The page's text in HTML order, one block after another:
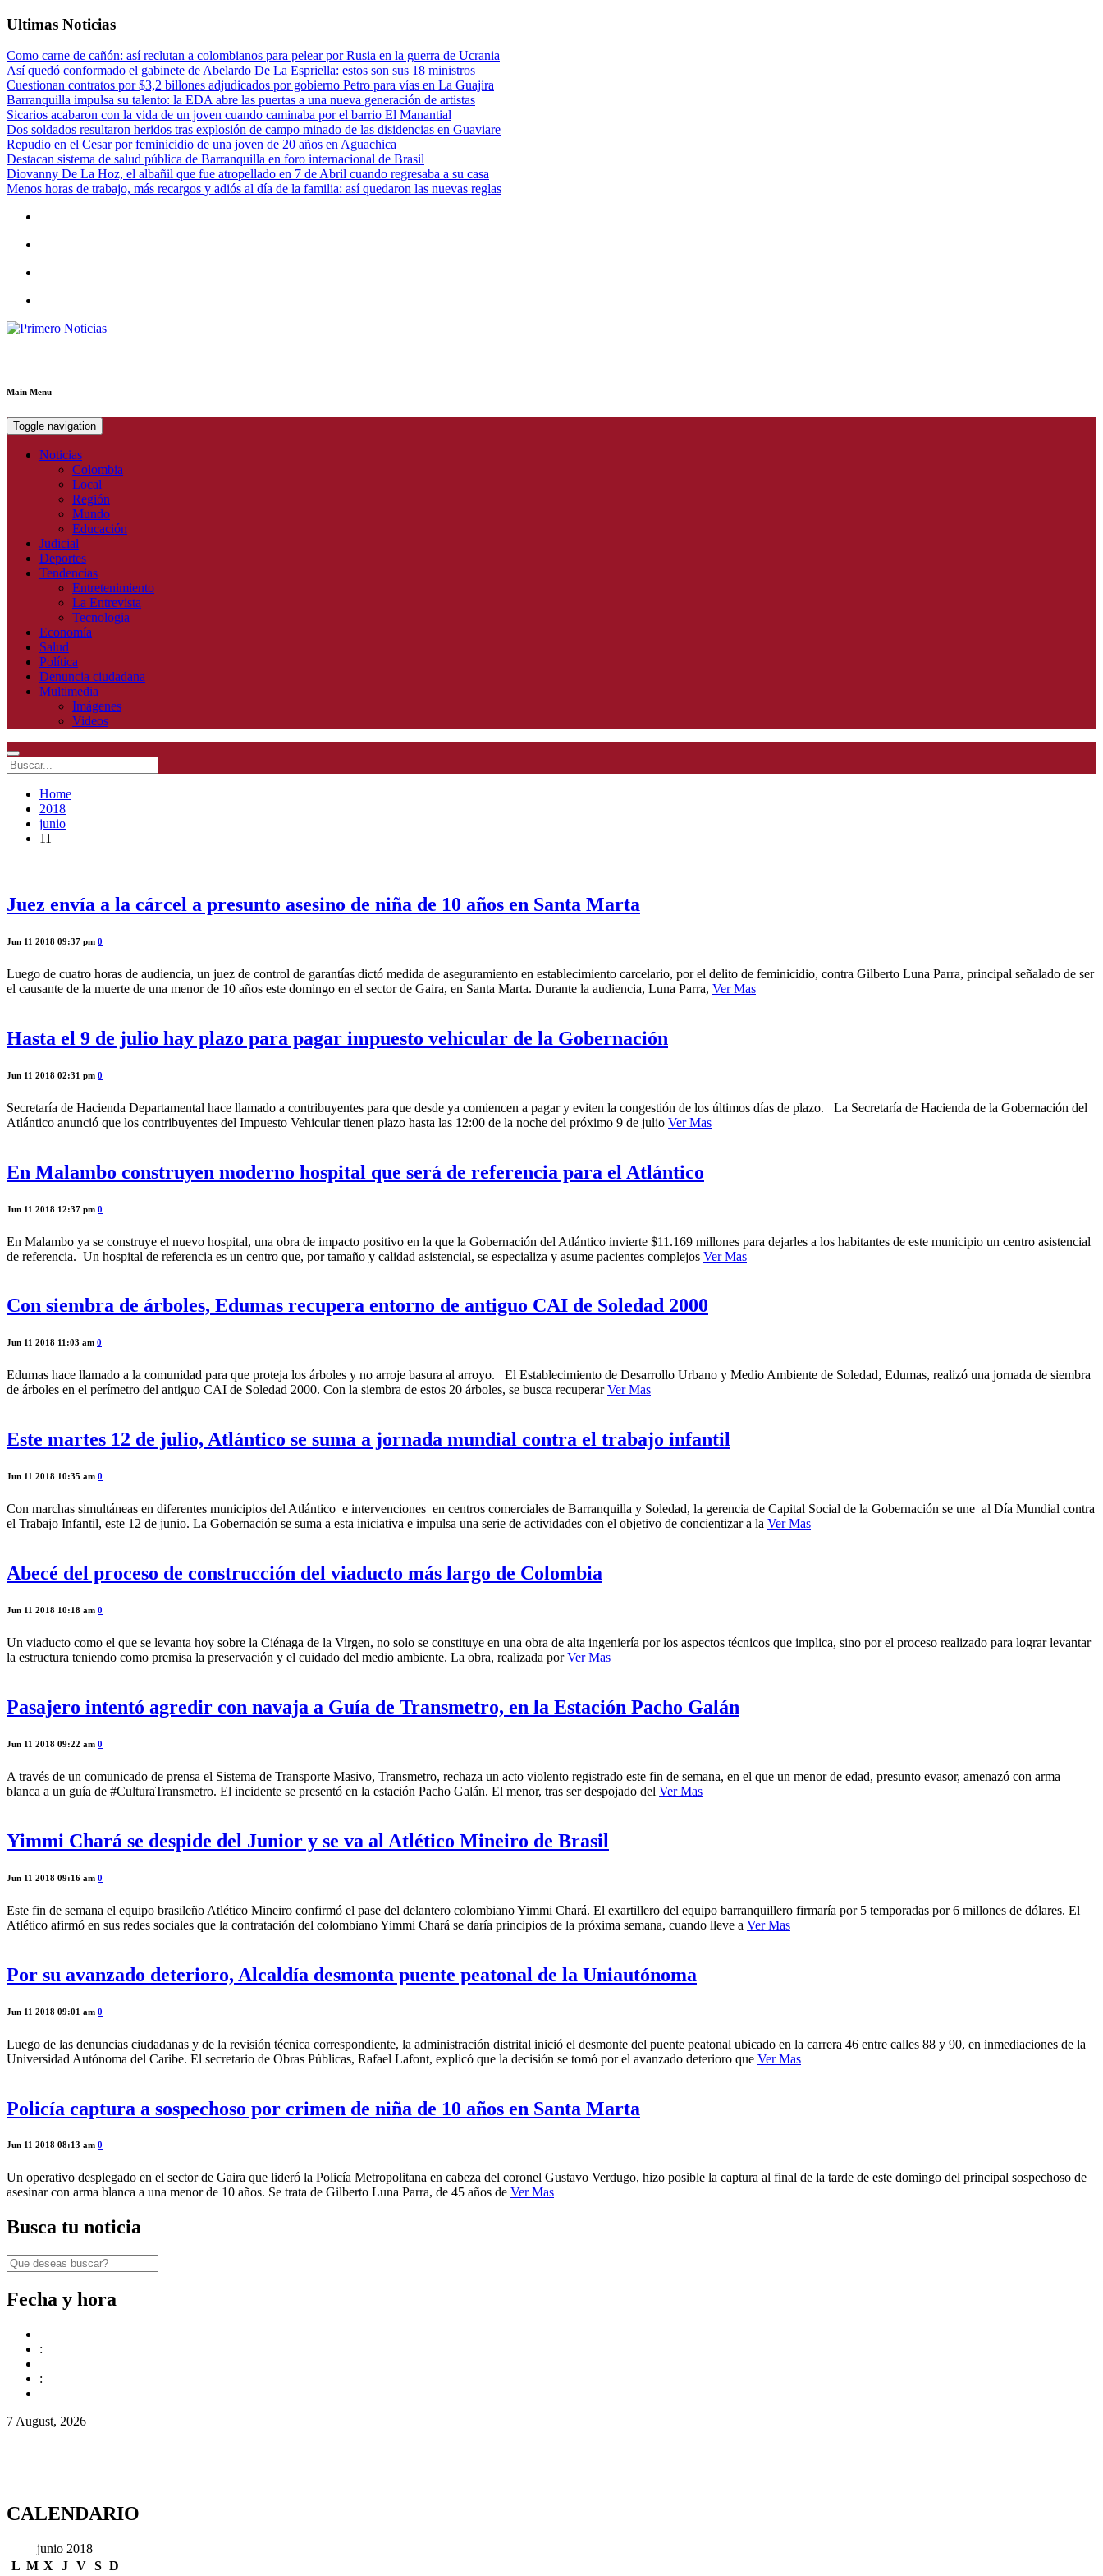
Ultimas Noticias
Como carne de cañón: así reclutan a colombianos para pelear por Rusia en la guerra de Ucrania
Así quedó conformado el gabinete de Abelardo De La Espriella: estos son sus 18 ministros
Cuestionan contratos por $3,2 billones adjudicados por gobierno Petro para vías en La Guajira
Barranquilla impulsa su talento: la EDA abre las puertas a una nueva generación de artistas
Sicarios acabaron con la vida de un joven cuando caminaba por el barrio El Manantial
Dos soldados resultaron heridos tras explosión de campo minado de las disidencias en Guaviare
Repudio en el Cesar por feminicidio de una joven de 20 años en Aguachica
Destacan sistema de salud pública de Barranquilla en foro internacional de Brasil
Diovanny De La Hoz, el albañil que fue atropellado en 7 de Abril cuando regresaba a su casa
Menos horas de trabajo, más recargos y adiós al día de la familia: así quedaron las nuevas reglas
Main Menu
Toggle navigation
Noticias
Colombia
Local
Región
Mundo
Educación
Judicial
Deportes
Tendencias
Entretenimiento
La Entrevista
Tecnologia
Economía
Salud
Política
Denuncia ciudadana
Multimedia
Imágenes
Videos
Home
2018
junio
11
Juez envía a la cárcel a presunto asesino de niña de 10 años en Santa Marta
Jun 11 2018 09:37 pm 0
Luego de cuatro horas de audiencia, un juez de control de garantías dictó medida de aseguramiento en establecimiento carcelario, por el delito de feminicidio, contra Gilberto Luna Parra, principal señalado de ser
el causante de la muerte de una menor de 10 años este domingo en el sector de Gaira, en Santa Marta. Durante la audiencia, Luna Parra, Ver Mas
Hasta el 9 de julio hay plazo para pagar impuesto vehicular de la Gobernación
Jun 11 2018 02:31 pm 0
Secretaría de Hacienda Departamental hace llamado a contribuyentes para que desde ya comiencen a pagar y eviten la congestión de los últimos días de plazo. La Secretaría de Hacienda de la Gobernación del
Atlántico anunció que los contribuyentes del Impuesto Vehicular tienen plazo hasta las 12:00 de la noche del próximo 9 de julio Ver Mas
En Malambo construyen moderno hospital que será de referencia para el Atlántico
Jun 11 2018 12:37 pm 0
En Malambo ya se construye el nuevo hospital, una obra de impacto positivo en la que la Gobernación del Atlántico invierte $11.169 millones para dejarles a los habitantes de este municipio un centro asistencial
de referencia. Un hospital de referencia es un centro que, por tamaño y calidad asistencial, se especializa y asume pacientes complejos Ver Mas
Con siembra de árboles, Edumas recupera entorno de antiguo CAI de Soledad 2000
Jun 11 2018 11:03 am 0
Edumas hace llamado a la comunidad para que proteja los árboles y no arroje basura al arroyo. El Establecimiento de Desarrollo Urbano y Medio Ambiente de Soledad, Edumas, realizó una jornada de siembra
de árboles en el perímetro del antiguo CAI de Soledad 2000. Con la siembra de estos 20 árboles, se busca recuperarVer Mas
Este martes 12 de julio, Atlántico se suma a jornada mundial contra el trabajo infantil
Jun 11 2018 10:35 am 0
Con marchas simultáneas en diferentes municipios del Atlántico e intervenciones en centros comerciales de Barranquilla y Soledad, la gerencia de Capital Social de la Gobernación se une al Día Mundial contra
el Trabajo Infantil, este 12 de junio. La Gobernación se suma a esta iniciativa e impulsa una serie de actividades con el objetivo de concientizar a la Ver Mas
Abecé del proceso de construcción del viaducto más largo de Colombia
Jun 11 2018 10:18 am 0
Un viaducto como el que se levanta hoy sobre la Ciénaga de la Virgen, no solo se constituye en una obra de alta ingeniería por los aspectos técnicos que implica, sino por el proceso realizado para lograr levantar
la estructura teniendo como premisa la preservación y el cuidado del medio ambiente. La obra, realizada porVer Mas
Pasajero intentó agredir con navaja a Guía de Transmetro, en la Estación Pacho Galán
Jun 11 2018 09:22 am 0
A través de un comunicado de prensa el Sistema de Transporte Masivo, Transmetro, rechaza un acto violento registrado este fin de semana, en el que un menor de edad, presunto evasor, amenazó con arma
blanca a un guía de #CulturaTransmetro. El incidente se presentó en la estación Pacho Galán. El menor, tras ser despojado del Ver Mas
Yimmi Chará se despide del Junior y se va al Atlético Mineiro de Brasil
Jun 11 2018 09:16 am 0
Este fin de semana el equipo brasileño Atlético Mineiro confirmó el pase del delantero colombiano Yimmi Chará. El exartillero del equipo barranquillero firmaría por 5 temporadas por 6 millones de dólares. El
Atlético afirmó en sus redes sociales que la contratación del colombiano Yimmi Chará se daría principios de la próxima semana, cuando lleve a Ver Mas
Por su avanzado deterioro, Alcaldía desmonta puente peatonal de la Uniautónoma
Jun 11 2018 09:01 am 0
Luego de las denuncias ciudadanas y de la revisión técnica correspondiente, la administración distrital inició el desmonte del puente peatonal ubicado en la carrera 46 entre calles 88 y 90, en inmediaciones de la
Universidad Autónoma del Caribe. El secretario de Obras Públicas, Rafael Lafont, explicó que la decisión se tomó por el avanzado deterioro que Ver Mas
Policía captura a sospechoso por crimen de niña de 10 años en Santa Marta
Jun 11 2018 08:13 am 0
Un operativo desplegado en el sector de Gaira que lideró la Policía Metropolitana en cabeza del coronel Gustavo Verdugo, hizo posible la captura al final de la tarde de este domingo del principal sospechoso de
asesinar con arma blanca a una menor de 10 años. Se trata de Gilberto Luna Parra, de 45 años de Ver Mas
Busca tu noticia
Fecha y hora
:
:
7 August, 2026
CALENDARIO
junio 2018
L M X J V S D